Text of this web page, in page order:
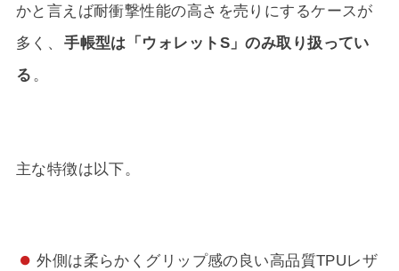
かと言えば耐衝撃性能の高さを売りにするケースが
多く、 手帳型は「ウォレットS」のみ取り扱ってい
る 。
主な特徴は以下。
外側は柔らかくグリップ感の良い高品質TPUレザ